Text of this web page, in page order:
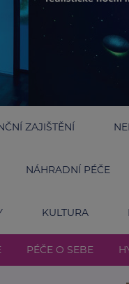
ZAJIŠTĚNÍ
NÁHRADNÍ PÉČE
KULTURA
PÉČE O SEBE